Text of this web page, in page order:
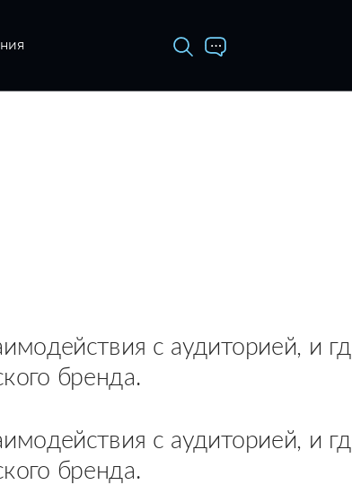
с аудиторией, и
бренда.
с аудиторией, и
бренда.